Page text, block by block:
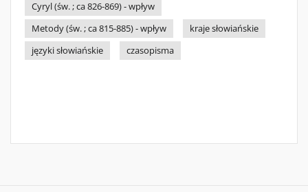
Cyryl (św. ; ca 826-869) - wpływ
Metody (św. ; ca 815-885) - wpływ
kraje słowiańskie
języki słowiańskie
czasopisma